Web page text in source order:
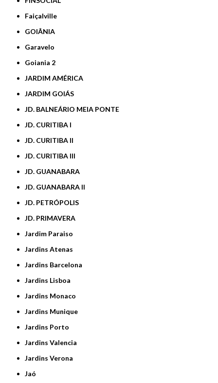
Faiçalville
GOIÂNIA
Garavelo
Goiania 2
JARDIM AMÉRICA
JARDIM GOIÁS
JD. BALNEÁRIO MEIA PONTE
JD. CURITIBA I
JD. CURITIBA II
JD. CURITIBA III
JD. GUANABARA
JD. GUANABARA II
JD. PETRÓPOLIS
JD. PRIMAVERA
Jardim Paraiso
Jardins Atenas
Jardins Barcelona
Jardins Lisboa
Jardins Monaco
Jardins Munique
Jardins Porto
Jardins Valencia
Jardins Verona
Jaó